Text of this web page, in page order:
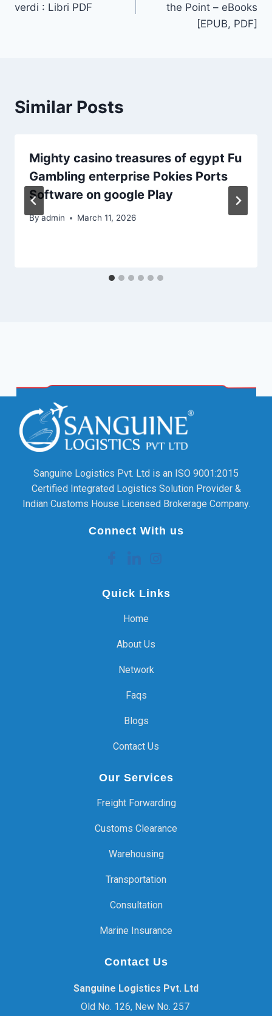
verdi : Libri PDF
the Point – eBooks
[EPUB, PDF]
Similar Posts
Mighty casino treasures of egypt Fu
Gambling enterprise Pokies Ports
Software on google Play
Byadmin March 11, 2026
Sanguine Logistics Pvt. Ltd is an ISO 9001:2015
Certified Integrated Logistics Solution Provider &
Indian Customs House Licensed Brokerage Company.
Connect With us
Quick Links
Home
About Us
Network
Faqs
Blogs
Contact Us
Our Services
Freight Forwarding
Customs Clearance
Warehousing
Transportation
Consultation
Marine Insurance
Contact Us
Sanguine Logistics Pvt. Ltd
Old No. 126, New No. 257